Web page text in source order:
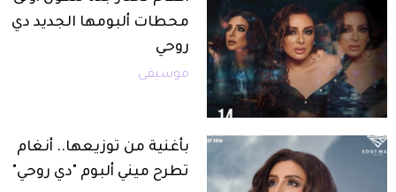
محطات ألبومها الجديد دي
روحي
موسيقى
بأغنية من توزيعها.. أنغام
تطرح ميني ألبوم "دي روحي"